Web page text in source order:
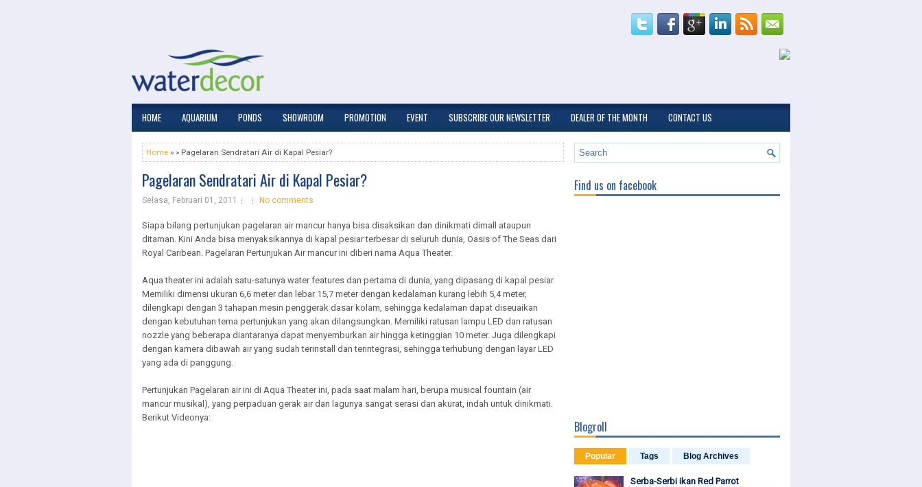
HOME AQUARIUM PONDS SHOWROOM PROMOTION EVENT SUBSCRIBE OUR NEWSLETTER DEALER OF THE MONTH CONTACT US
Home » » Pagelaran Sendratari Air di Kapal Pesiar?
Pagelaran Sendratari Air di Kapal Pesiar?
Selasa, Februari 01, 2011 No comments
Siapa bilang pertunjukan pagelaran air mancur hanya bisa disaksikan dan dinikmati dimall ataupun
ditaman. Kini Anda bisa menyaksikannya di kapal pesiar terbesar di seluruh dunia, Oasis of The Seas dari
Royal Caribean. Pagelaran Pertunjukan Air mancur ini diberi nama Aqua Theater.
Aqua theater ini adalah satu-satunya water features dan pertama di dunia, yang dipasang di kapal pesiar.
Memiliki dimensi ukuran 6,6 meter dan lebar 15,7 meter dengan kedalaman kurang lebih 5,4 meter,
dilengkapi dengan 3 tahapan mesin penggerak dasar kolam, sehingga kedalaman dapat diseuaikan
dengan kebutuhan tema pertunjukan yang akan dilangsungkan. Memiliki ratusan lampu LED dan ratusan
nozzle yang beberapa diantaranya dapat menyemburkan air hingga ketinggian 10 meter. Juga dilengkapi
dengan kamera dibawah air yang sudah terinstall dan terintegrasi, sehingga terhubung dengan layar LED
yang ada di panggung.
Pertunjukan Pagelaran air ini di Aqua Theater ini, pada saat malam hari, berupa musical fountain (air
mancur musikal), yang perpaduan gerak air dan lagunya sangat serasi dan akurat, indah untuk dinikmati.
Berikut Videonya:
Find us on facebook
Blogroll
Popular Tags Blog Archives
Serba-Serbi ikan Red Parrot